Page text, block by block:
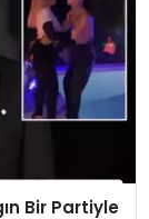
Bir Partiyle